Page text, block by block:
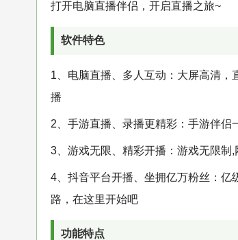
打开电脑直播伴侣，开启直播之旅~
软件特色
1、电脑直播、多人互动：大屏高清
播
2、手游直播、录播更精彩：手游伴
3、游戏无限、精彩开播：游戏无限制
4、抖音平台开播、坐拥亿万粉丝：亿
路，在这里开始吧
功能特点